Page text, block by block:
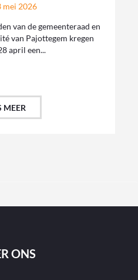
mei 2026
van de gemeenteraad en
van Pajottegem kregen
april een...
MEER
ONS